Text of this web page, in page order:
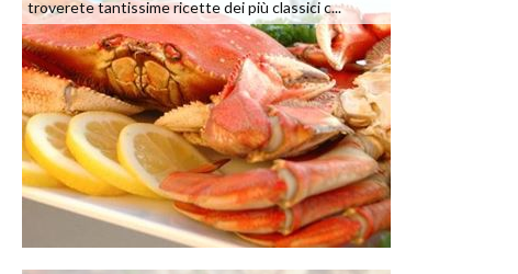
troverete tantissime ricette dei più classici c...